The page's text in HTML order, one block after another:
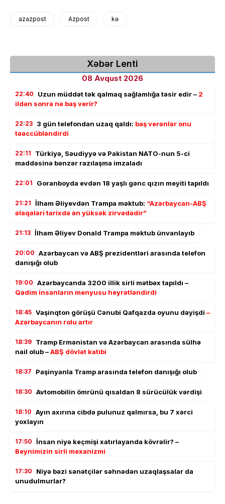
azazpost Azpost kə
Xəbər Lenti
08 Avqust 2026
22:40 Uzun müddət tək qalmaq sağlamlığa təsir edir – 2
ildən sonra nə baş verir?
22:23 3 gün telefondan uzaq qaldı: baş verənlər onu
təəccübləndirdi
22:11
Türkiyə, Səudiyyə və Pakistan NATO-nun 5-ci
maddəsinə bənzər razılaşma imzaladı
22:01 Goranboyda evdən 18 yaşlı gənc qızın meyiti tapıldı
21:21 İlham Əliyevdən Trampa məktub: “Azərbaycan-ABŞ
əlaqələri tarixdə ən yüksək zirvədədir”
21:13 İlham Əliyev Donald Trampa məktub ünvanlayıb
20:00 Azərbaycan və ABŞ prezidentləri arasında telefon
danışığı olub
19:00 Azərbaycanda 3200 illik sirli mətbəx tapıldı –
Qədim insanların menyusu heyrətləndirdi
18:45 Vaşinqton görüşü Cənubi Qafqazda oyunu dəyişdi –
Azərbaycanın rolu artır
18:39 Tramp Ermənistan və Azərbaycan arasında sülhə
nail olub –ABŞ dövlət katibi
18:37 Paşinyanla Tramp arasında telefon danışığı olub
18:30 Avtomobilin ömrünü qısaldan 8 sürücülük vərdişi
18:10 Ayın axırına cibdə pulunuz qalmırsa, bu 7 xərci
yoxlayın
17:50 İnsan niyə keçmişi xatırlayanda kövrəlir? –
Beynimizin sirli mexanizmi
17:30
Niyə bəzi sənətçilər səhnədən uzaqlaşsalar da
unudulmurlar?